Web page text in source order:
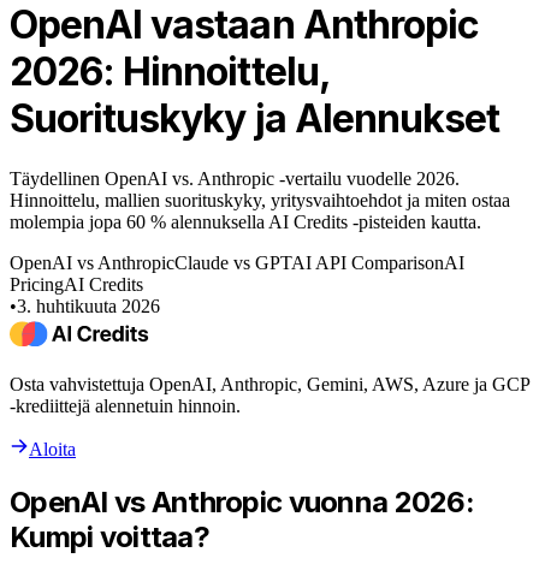
OpenAI vastaan Anthropic
2026: Hinnoittelu,
Suorituskyky ja Alennukset
Täydellinen OpenAI vs. Anthropic -vertailu vuodelle 2026.
Hinnoittelu, mallien suorituskyky, yritysvaihtoehdot ja miten ostaa
molempia jopa 60 % alennuksella AI Credits -pisteiden kautta.
OpenAI vs AnthropicClaude vs GPTAI API ComparisonAI
PricingAI Credits
•3. huhtikuuta 2026
Osta vahvistettuja OpenAI, Anthropic, Gemini, AWS, Azure ja GCP
-krediittejä alennetuin hinnoin.
Aloita
OpenAI vs Anthropic vuonna 2026:
Kumpi voittaa?